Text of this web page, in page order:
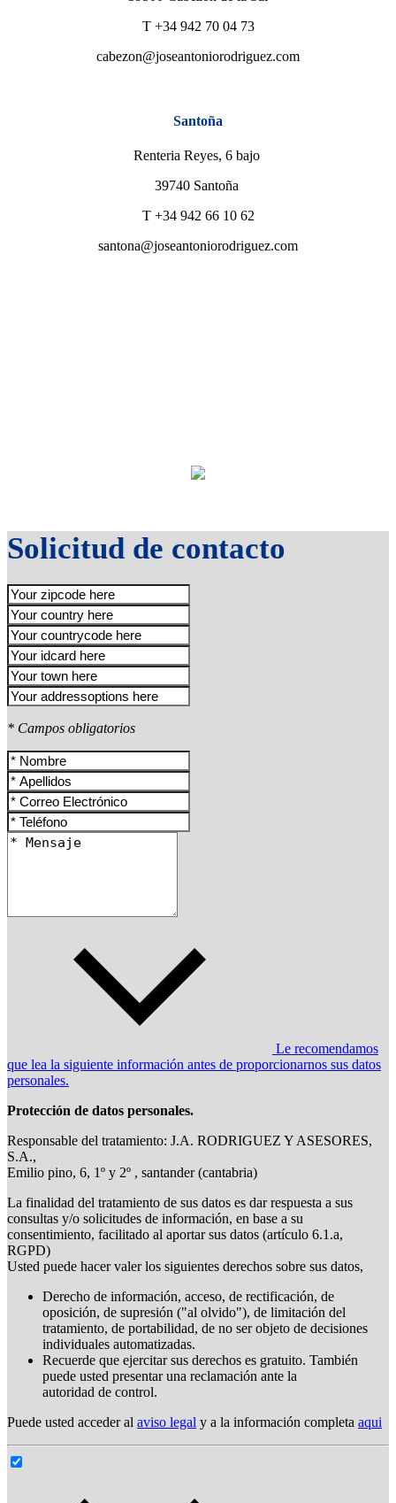
T +34 942 70 04 73
cabezon@joseantoniorodriguez.com
Santoña
Renteria Reyes, 6 bajo
39740 Santoña
T +34 942 66 10 62
santona@joseantoniorodriguez.com
Solicitud de contacto
* Campos obligatorios
Le recomendamos
que lea la siguiente información antes de proporcionarnos sus datos
personales.
Protección de datos personales.
Responsable del tratamiento: J.A. RODRIGUEZ Y ASESORES,
S.A.,
Emilio pino, 6, 1º y 2º , santander (cantabria)
La finalidad del tratamiento de sus datos es dar respuesta a sus
consultas y/o solicitudes de información, en base a su
consentimiento, facilitado al aportar sus datos (artículo 6.1.a,
RGPD)
Usted puede hacer valer los siguientes derechos sobre sus datos,
Derecho de información, acceso, de rectificación, de
oposición, de supresión ("al olvido"), de limitación del
tratamiento, de portabilidad, de no ser objeto de decisiones
individuales automatizadas.
Recuerde que ejercitar sus derechos es gratuito. También
puede usted presentar una reclamación ante la
autoridad de control.
Puede usted acceder al aviso legal y a la información completa aqui